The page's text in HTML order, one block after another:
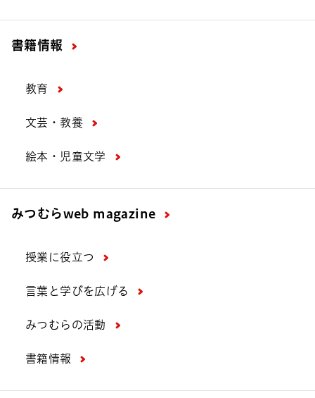
書籍情報
教育
文芸・教養
絵本・児童文学
みつむらweb magazine
授業に役立つ
言葉と学びを広げる
みつむらの活動
書籍情報